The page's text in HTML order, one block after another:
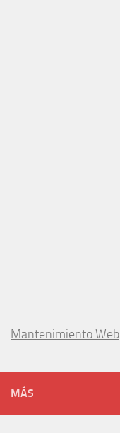
Mantenimiento Web
MÁS